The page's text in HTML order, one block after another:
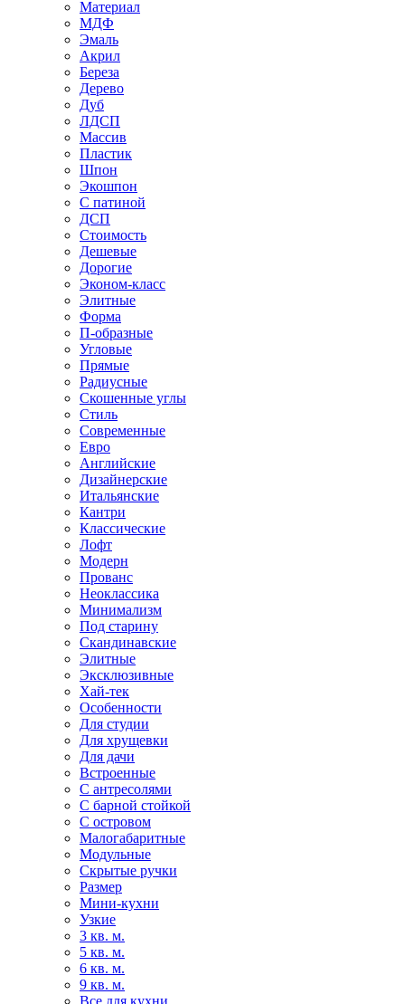
Материал
МДФ
Эмаль
Акрил
Береза
Дерево
Дуб
ЛДСП
Массив
Пластик
Шпон
Экошпон
С патиной
ДСП
Стоимость
Дешевые
Дорогие
Эконом-класс
Элитные
Форма
П-образные
Угловые
Прямые
Радиусные
Скошенные углы
Стиль
Современные
Евро
Английские
Дизайнерские
Итальянские
Кантри
Классические
Лофт
Модерн
Прованс
Неоклассика
Минимализм
Под старину
Скандинавские
Элитные
Эксклюзивные
Хай-тек
Особенности
Для студии
Для хрущевки
Для дачи
Встроенные
С антресолями
С барной стойкой
С островом
Малогабаритные
Модульные
Скрытые ручки
Размер
Мини-кухни
Узкие
3 кв. м.
5 кв. м.
6 кв. м.
9 кв. м.
Все для кухни